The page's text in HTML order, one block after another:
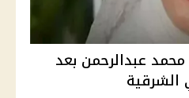
محمد عبدالرحمن بعد